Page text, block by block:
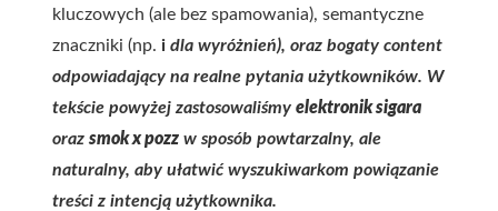
kluczowych (ale bez spamowania), semantyczne
znaczniki (np. i dla wyróżnień), oraz bogaty content
odpowiadający na realne pytania użytkowników. W
tekście powyżej zastosowaliśmy elektronik sigara
oraz smok x pozz w sposób powtarzalny, ale
naturalny, aby ułatwić wyszukiwarkom powiązanie
treści z intencją użytkownika.